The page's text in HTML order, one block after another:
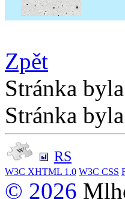
Zpět
Stránka
Stránka
RS
W3C XHTML 1.0 W3C CSS
© 2026